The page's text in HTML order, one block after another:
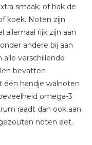
smaak; of hak de
koek. Noten zijn
rijk zijn aan
andere bij aan
alle verschillende
bevatten
één handje walnoten
omega-3
raadt dan ook aan
noten eet.